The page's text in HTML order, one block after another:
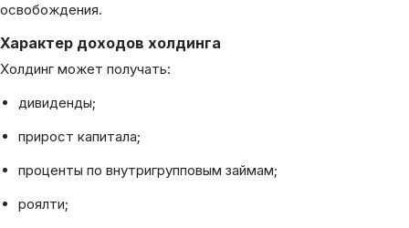
освобождения.
Характер доходов холдинга
Холдинг может получать:
дивиденды;
прирост капитала;
проценты по внутригрупповым займам;
роялти;